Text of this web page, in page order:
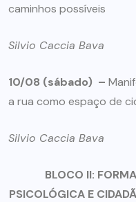
caminhos possíveis
Silvio Caccia Bava
10/08 (sábado) –
a rua como espaço de
Silvio Caccia Bava
BLOCO II:
PSICOLÓGICA E